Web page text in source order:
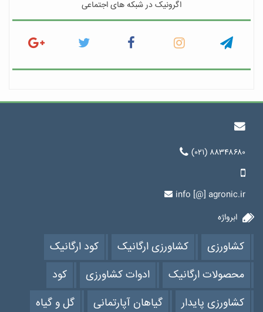
اگرونیک در شبکه های اجتماعی
(۰۲۱) ۸۸۳۴۸۶۸۰
info [@] agronic.ir
ابرواژه
کشاورزی کشاورزی ارگانیک
کود ارگانیک
محصولات ارگانیک
ادوات کشاورزی
کود
کشاورزی پایدار
گیاهان آپارتمانی
گل و گیاه